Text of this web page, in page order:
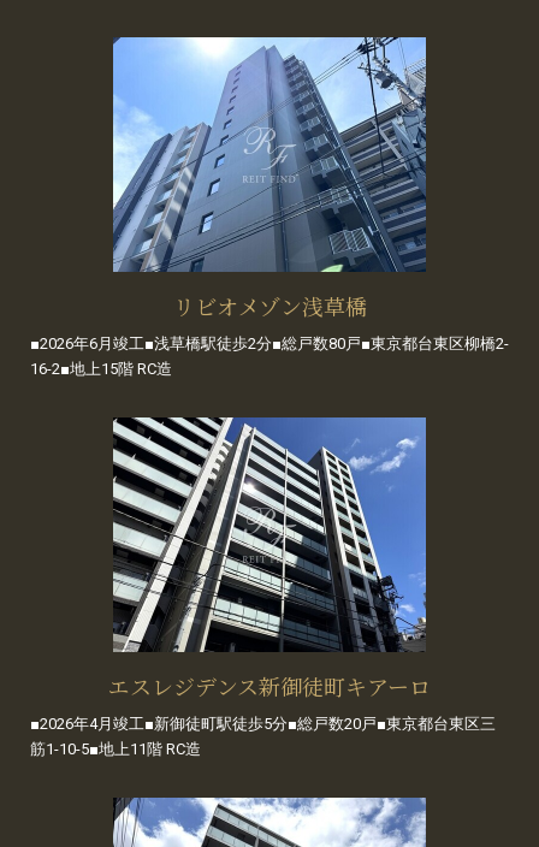
リビオメゾン浅草橋
■2026年6月竣工■浅草橋駅徒歩2分■総戸数80戸■東京都台東区柳橋2-
16-2■地上15階 RC造
エスレジデンス新御徒町キアーロ
■2026年4月竣工■新御徒町駅徒歩5分■総戸数20戸■東京都台東区三
筋1-10-5■地上11階 RC造